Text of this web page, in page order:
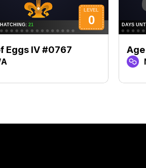
Eggs IV #0767